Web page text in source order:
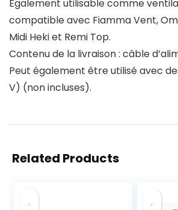
Également utilisable comme
compatible avec Fiamma Vent,
Midi Heki et Remi Top.
Contenu de la livraison : câble
Peut également être utilisé avec
V) (non incluses).
Related Products